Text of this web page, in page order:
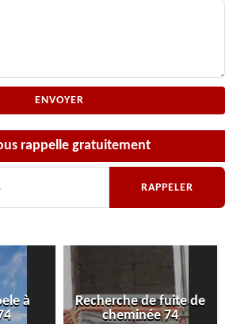
rappelle gratuitement
à
Recherche de fuite de
cheminée 74